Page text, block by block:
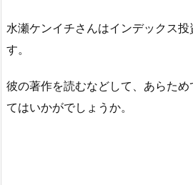
水瀬ケンイチさんはインデックス
す。
彼の著作を読むなどして、あらた
てはいかがでしょうか。